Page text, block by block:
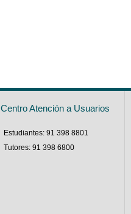
Centro Atención a Usuarios
Estudiantes: 91 398 8801
Tutores: 91 398 6800